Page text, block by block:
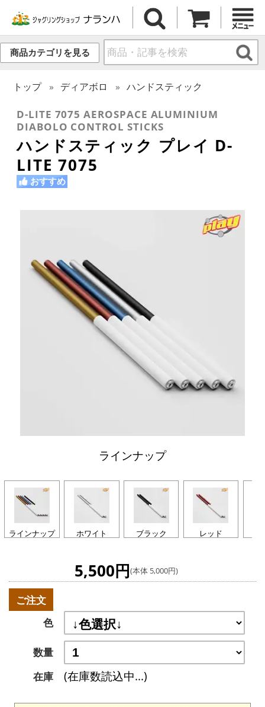
商品カテゴリを見る
トップ ディアボロ ハンドスティック
D-LITE 7075 AEROSPACE ALUMINIUM
DIABOLO CONTROL STICKS
ハンドスティック プレイ D-
LITE 7075
おすすめ
ラインナップ
ラインナップ ホワイト ブラック レッド
5,500円(本体 5,000円)
ご注文
色
数量
在庫
(在庫数読込中...)